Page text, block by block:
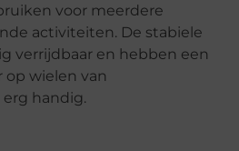
voor meerdere
activiteiten. De stabiele
verrijdbaar en hebben een
op wielen van
handig.